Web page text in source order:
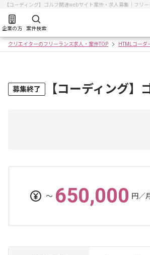
【コーディング】ゴルフ関連webサイト案件・求人募集｜フリ
企業の方 案件検索
クリエイターのフリーランス求人・案件TOP HTMLコーダ
募集終了 【コーディング
〜 650,000 円／